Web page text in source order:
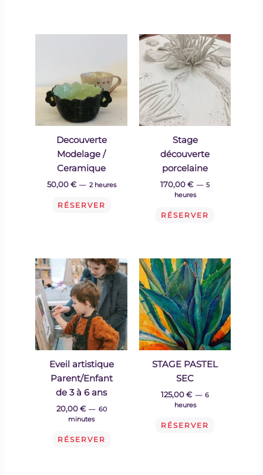
Decouverte
Modelage /
Ceramique
50,00€ 2 heures
RÉSERVER
Stage
découverte
porcelaine
170,00€
5
heures
RÉSERVER
Eveil artistique
Parent/Enfant
de 3 à 6 ans
20,00€
60
minutes
RÉSERVER
STAGE PASTEL
SEC
125,00€
6
heures
RÉSERVER